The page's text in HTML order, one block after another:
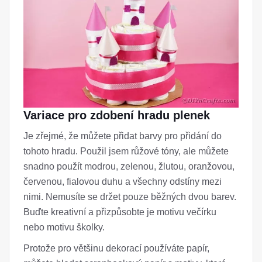
Variace pro zdobení hradu plenek
Je zřejmé, že můžete přidat barvy pro přidání do
tohoto hradu. Použil jsem růžové tóny, ale můžete
snadno použít modrou, zelenou, žlutou, oranžovou,
červenou, fialovou duhu a všechny odstíny mezi
nimi. Nemusíte se držet pouze běžných dvou barev.
Buďte kreativní a přizpůsobte je motivu večírku
nebo motivu školky.
Protože pro většinu dekorací používáte papír,